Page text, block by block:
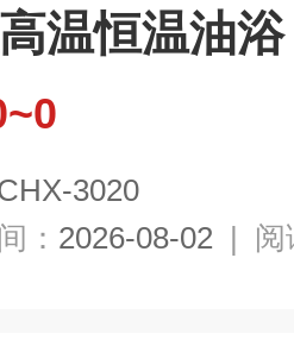
温恒温油浴
3020
： 2026-08-02 | 阅